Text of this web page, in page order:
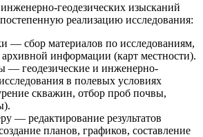
геодезических изысканий
реализацию исследования:
— сбор материалов по исследованиям,
информации (карт местности).
— геодезические и инженерно-
в полевых условиях
скважин, отбор проб почвы,
— редактирование результатов
планов, графиков, составление